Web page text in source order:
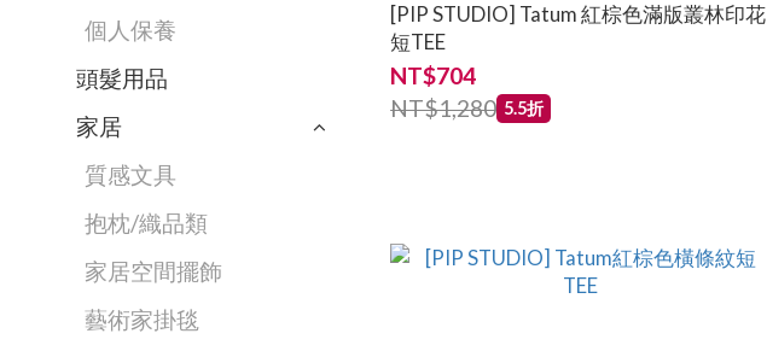
個人保養
頭髮用品
家居
質感文具
抱枕/織品類
家居空間擺飾
藝術家掛毯
[PIP STUDIO] Tatum 紅棕色滿版叢林印花
短TEE
NT$704
NT$1,280 5.5折